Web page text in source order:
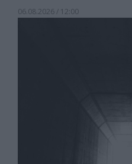
06.08.2026 / 12:00